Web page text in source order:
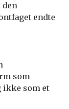
den
endte
som
ikke som et